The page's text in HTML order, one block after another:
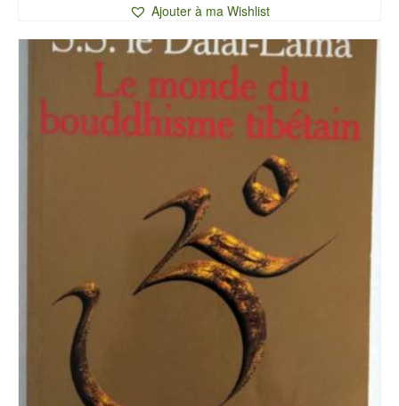
Ajouter à ma Wishlist